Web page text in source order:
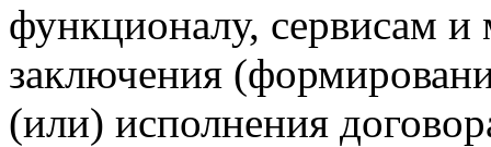
функционалу, сервисам и
заключения
(или) исполнения